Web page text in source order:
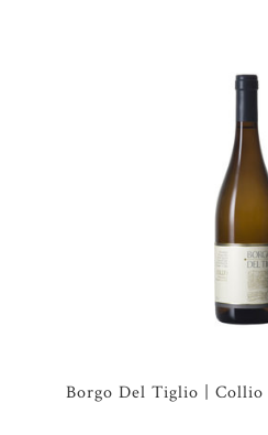
Borgo Del Tiglio | Collio